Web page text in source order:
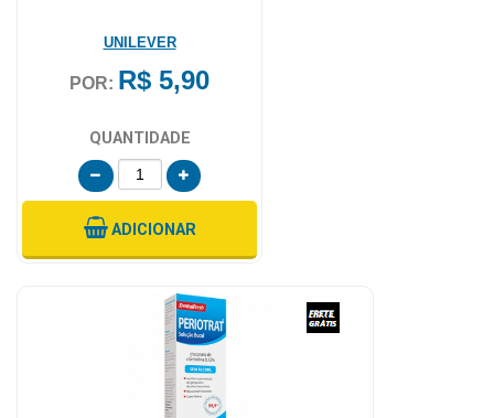
UNILEVER
POR: R$ 5,90
QUANTIDADE
ADICIONAR